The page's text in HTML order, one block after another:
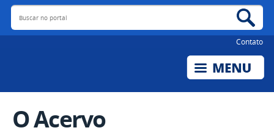
Buscar no portal
Contato
O Acervo